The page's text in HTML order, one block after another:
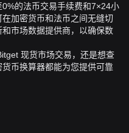
的法币交易手续费和7×24小
加密货币和法币之间无缝切
市场数据提供商，以确保数
现货市场交易，还是想查
币换算器都能为您提供可靠